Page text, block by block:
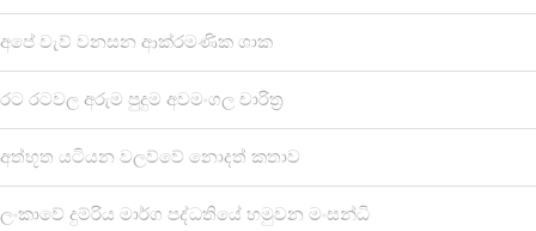
අපේ වැව් වනසන ආක්රමණික ශාක
රට රටවල අරුම පුදුම අවමංගල චාරිත්‍ර
අත්භූත යටියන වලව්වේ නොදත් කතාව
ලංකාවේ දුම්රිය මාර්ග පද්ධතියේ හමුවන මංසන්ධි